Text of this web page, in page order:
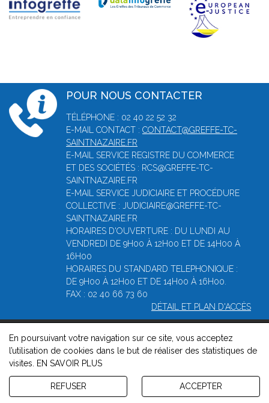
POUR NOUS CONTACTER
TÉLÉPHONE : 02 40 22 52 32
E-MAIL CONTACT : CONTACT@GREFFE-TC-
SAINTNAZAIRE.FR
E-MAIL SERVICE REGISTRE DU COMMERCE
ET DES SOCIÉTÉS : RCS@GREFFE-TC-
SAINTNAZAIRE.FR
E-MAIL SERVICE JUDICIAIRE ET PROCÉDURE
COLLECTIVE : JUDICIAIRE@GREFFE-TC-
SAINTNAZAIRE.FR
HORAIRES D'OUVERTURE : DU LUNDI AU
VENDREDI DE 9H00 À 12H00 ET DE 14H00 À
16H00
HORAIRES DU STANDARD TELEPHONIQUE :
DE 9H00 À 12H00 ET DE 14H00 À 16H00.
FAX : 02 40 66 73 60
DÉTAIL ET PLAN D'ACCÈS
© 2026, Greffe du tribunal de commerce de Saint-Nazaire -
Mentions légales-Contact -Gestion des cookies-Politique de
confidentialité et de cookies
Version : 1.8.1
En poursuivant votre navigation sur ce site, vous acceptez
l’utilisation de cookies dans le but de réaliser des statistiques de
visites.
EN SAVOIR PLUS
REFUSER ACCEPTER